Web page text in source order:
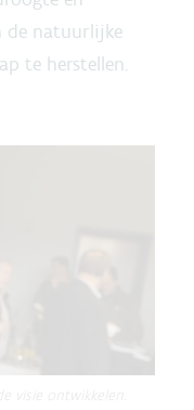
de natuurlijke
te herstellen.